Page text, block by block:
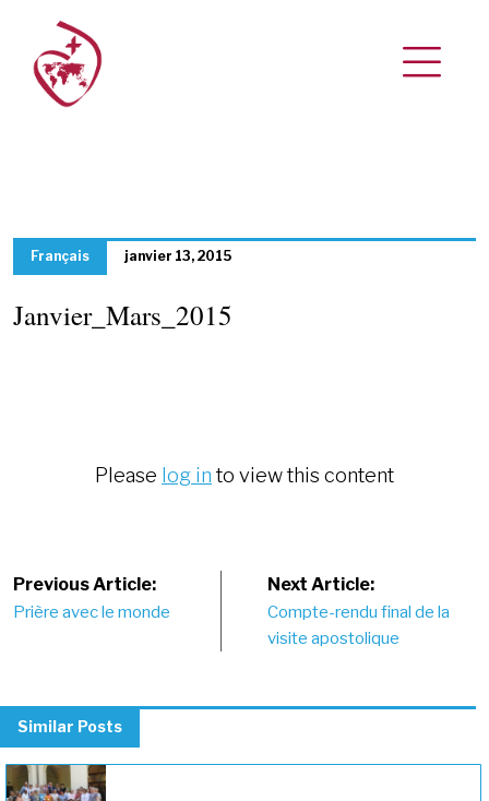
Français janvier 13, 2015
Janvier_Mars_2015
Please log in to view this content
Post
navigation
Previous Article:
Prière avec le monde
Next Article:
Compte-rendu final de la
visite apostolique
Similar Posts